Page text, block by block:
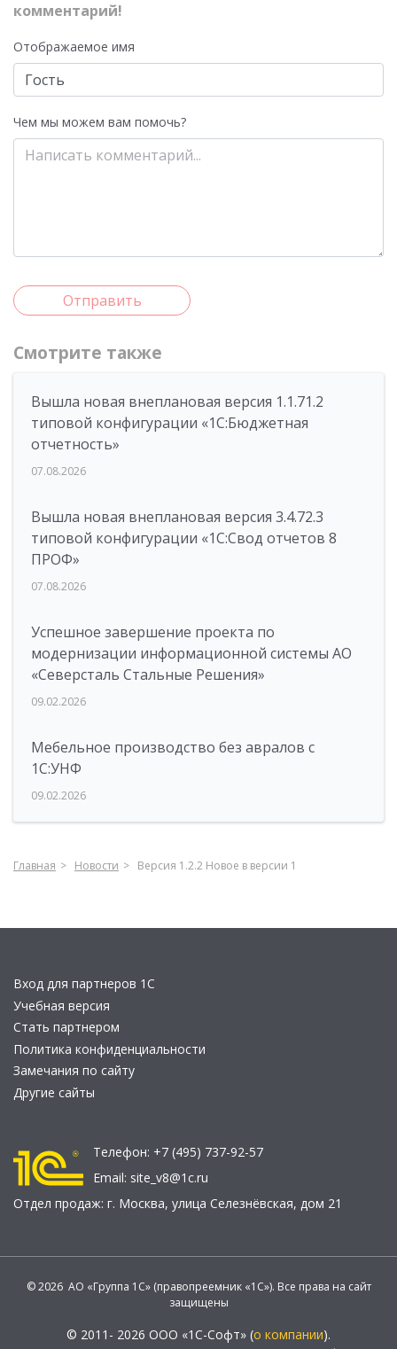
комментарий!
Отображаемое имя
Чем мы можем вам помочь?
Отправить
Смотрите также
Вышла новая внеплановая версия 1.1.71.2
типовой конфигурации «1C:Бюджетная
отчетность»
07.08.2026
Вышла новая внеплановая версия 3.4.72.3
типовой конфигурации «1C:Свод отчетов 8
ПРОФ»
07.08.2026
Успешное завершение проекта по
модернизации информационной системы АО
«Северсталь Стальные Решения»
09.02.2026
Мебельное производство без авралов с
1С:УНФ
09.02.2026
Главная Новости Версия 1.2.2 Новое в версии 1
Вход для партнеров 1С
Учебная версия
Стать партнером
Политика конфиденциальности
Замечания по сайту
Другие сайты
Телефон: +7 (495) 737-92-57
Email: site_v8@1c.ru
Отдел продаж: г. Москва, улица Селезнёвская, дом 21
© 2026 АО «Группа 1С» (правопреемник «1С»). Все права на сайт
защищены
© 2011- 2026 ООО «1С-Софт» (о компании).